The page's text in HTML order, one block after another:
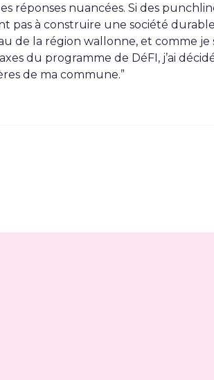
réponses nuancées. Si des
pas à construire une société
de la région wallonne, et comme je
du programme de DéFI, j’ai
de ma commune.”